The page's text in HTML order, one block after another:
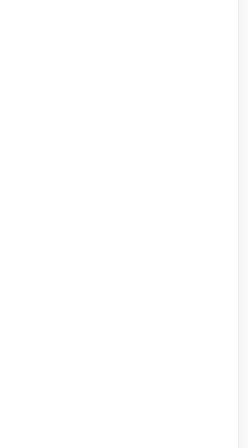
принадлежавший одному хозяину
важный вид украшения
Христа, Богородицы или